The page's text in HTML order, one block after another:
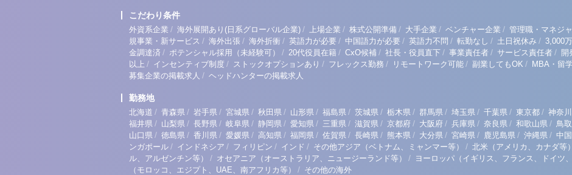
こだわり条件
外資系企業 / 海外展開あり(日系グローバル企業) / 上場企業 / 株式公開準備 / 大手企業 / ベンチャー企業 / 管理職・マネジ
規事業・新サービス / 海外出張 / 海外折衝 / 英語力が必要 / 中国語力が必要 / 英語力不問 / 転勤なし / 土日祝休み / 3,000
金調達済 / ポテンシャル採用（未経験可） / 20代役員在籍 / CxO候補 / 社長・役員直下 / 事業責任者 / サービス責任者 / 開
以上 / インセンティブ制度 / ストックオプションあり / フレックス勤務 / リモートワーク可能 / 副業してもOK / MBA・留
募集企業の掲載求人 / ヘッドハンターの掲載求人
勤務地
北海道 / 青森県 / 岩手県 / 宮城県 / 秋田県 / 山形県 / 福島県 / 茨城県 / 栃木県 / 群馬県 / 埼玉県 / 千葉県 / 東京都 / 神奈
福井県 / 山梨県 / 長野県 / 岐阜県 / 静岡県 / 愛知県 / 三重県 / 滋賀県 / 京都府 / 大阪府 / 兵庫県 / 奈良県 / 和歌山県 / 鳥
山口県 / 徳島県 / 香川県 / 愛媛県 / 高知県 / 福岡県 / 佐賀県 / 長崎県 / 熊本県 / 大分県 / 宮崎県 / 鹿児島県 / 沖縄県 / 中国
ンガポール / インドネシア / フィリピン / インド / その他アジア（ベトナム、ミャンマー等） / 北米（アメリカ、カナダ等）
ル、アルゼンチン等）
/ オセアニア（オーストラリア、ニュージーランド等） / ヨーロッパ（イギリス、フランス、ドイツ、
（モロッコ、エジプト、UAE、南アフリカ等）
/ その他の海外